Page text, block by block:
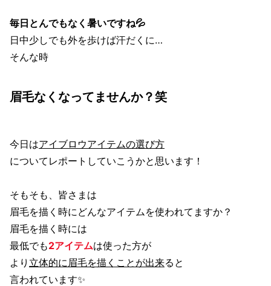
毎日とんでもなく暑いですね💦
日中少しでも外を歩けば汗だくに…
そんな時
眉毛なくなってませんか？笑
今日はアイブロウアイテムの選び方
についてレポートしていこうかと思います！
そもそも、皆さまは
眉毛を描く時にどんなアイテムを使われてますか？
眉毛を描く時には
最低でも2アイテムは使った方が
より 立体的に眉毛を描くことが出来ると
言われています✨